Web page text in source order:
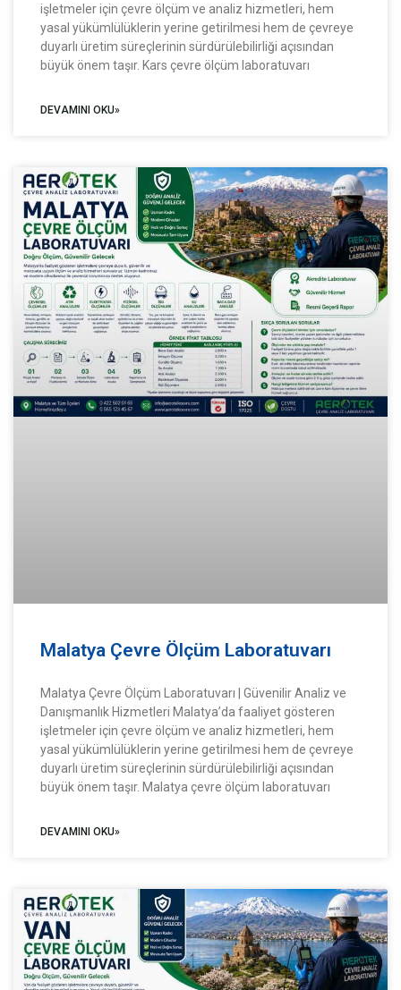
işletmeler için çevre ölçüm ve analiz hizmetleri, hem
yasal yükümlülüklerin yerine getirilmesi hem de çevreye
duyarlı üretim süreçlerinin sürdürülebilirliği açısından
büyük önem taşır. Kars çevre ölçüm laboratuvarı
DEVAMINI OKU»
Malatya Çevre Ölçüm Laboratuvarı
Malatya Çevre Ölçüm Laboratuvarı | Güvenilir Analiz ve
Danışmanlık Hizmetleri Malatya’da faaliyet gösteren
işletmeler için çevre ölçüm ve analiz hizmetleri, hem
yasal yükümlülüklerin yerine getirilmesi hem de çevreye
duyarlı üretim süreçlerinin sürdürülebilirliği açısından
büyük önem taşır. Malatya çevre ölçüm laboratuvarı
DEVAMINI OKU»